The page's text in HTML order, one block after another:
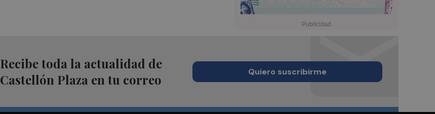
Recibe toda la actualidad de
Castellón Plaza en tu correo
Quiero suscribirme